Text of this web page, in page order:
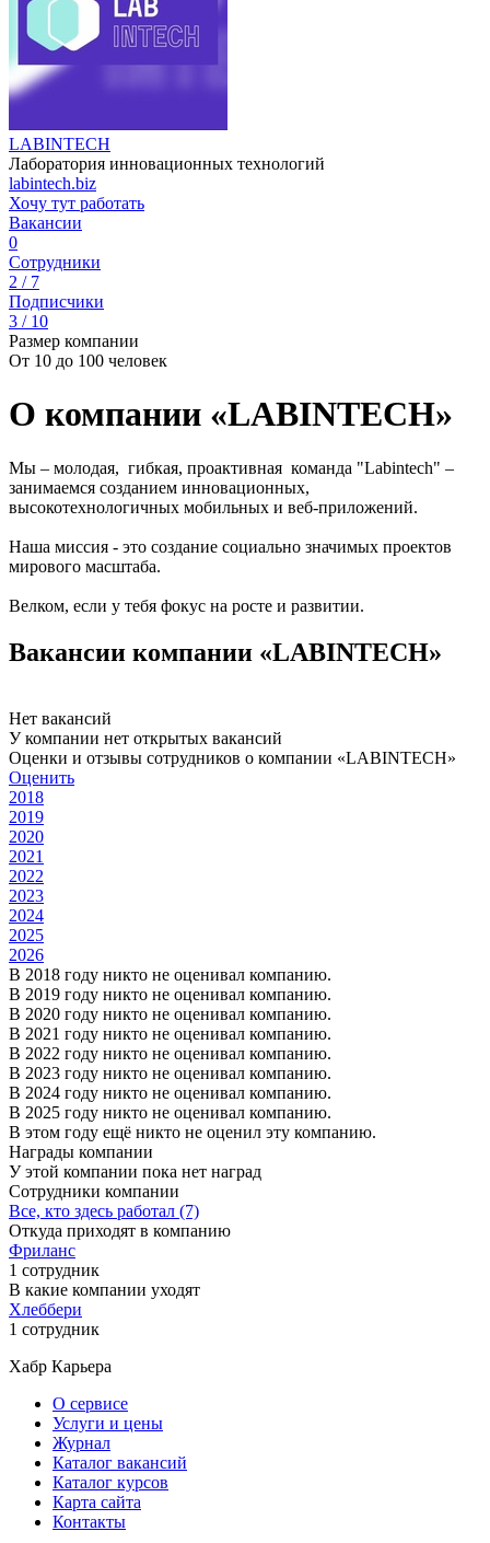
LABINTECH
Лаборатория инновационных технологий
labintech.biz
Хочу тут работать
Вакансии
0
Сотрудники
2 / 7
Подписчики
3 / 10
Размер компании
От 10 до 100 человек
О компании «LABINTECH»
Мы – молодая, гибкая, проактивная команда "Labintech" –
занимаемся созданием инновационных,
высокотехнологичных мобильных и веб-приложений.
Наша миссия - это создание социально значимых проектов
мирового масштаба.
Велком, если у тебя фокус на росте и развитии.
Вакансии компании «LABINTECH»
Нет вакансий
У компании нет открытых вакансий
Оценки и отзывы сотрудников о компании «LABINTECH»
Оценить
2018
2019
2020
2021
2022
2023
2024
2025
2026
В 2018 году никто не оценивал компанию.
В 2019 году никто не оценивал компанию.
В 2020 году никто не оценивал компанию.
В 2021 году никто не оценивал компанию.
В 2022 году никто не оценивал компанию.
В 2023 году никто не оценивал компанию.
В 2024 году никто не оценивал компанию.
В 2025 году никто не оценивал компанию.
В этом году ещё никто не оценил эту компанию.
Награды компании
У этой компании пока нет наград
Сотрудники компании
Все, кто здесь работал (7)
Откуда приходят в компанию
Фриланс
1 сотрудник
В какие компании уходят
Хлеббери
1 сотрудник
Хабр Карьера
О сервисе
Услуги и цены
Журнал
Каталог вакансий
Каталог курсов
Карта сайта
Контакты